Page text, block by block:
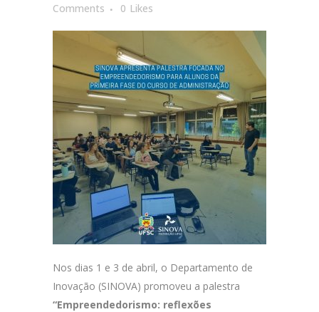
Comments
0 Likes
Nos dias 1 e 3 de abril, o Departamento de
Inovação (SINOVA) promoveu a palestra
“Empreendedorismo: reflexões